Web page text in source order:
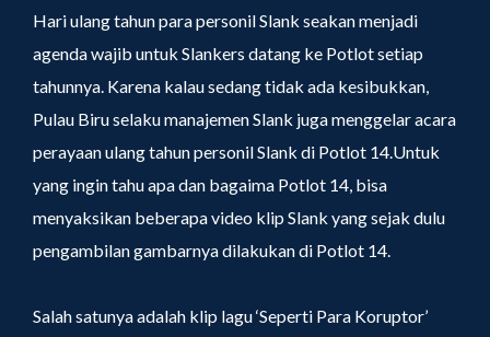
Hari ulang tahun para personil Slank seakan menjadi
agenda wajib untuk Slankers datang ke Potlot setiap
tahunnya. Karena kalau sedang tidak ada kesibukkan,
Pulau Biru selaku manajemen Slank juga menggelar acara
perayaan ulang tahun personil Slank di Potlot 14.Untuk
yang ingin tahu apa dan bagaima Potlot 14, bisa
menyaksikan beberapa video klip Slank yang sejak dulu
pengambilan gambarnya dilakukan di Potlot 14.
Salah satunya adalah klip lagu ‘Seperti Para Koruptor’